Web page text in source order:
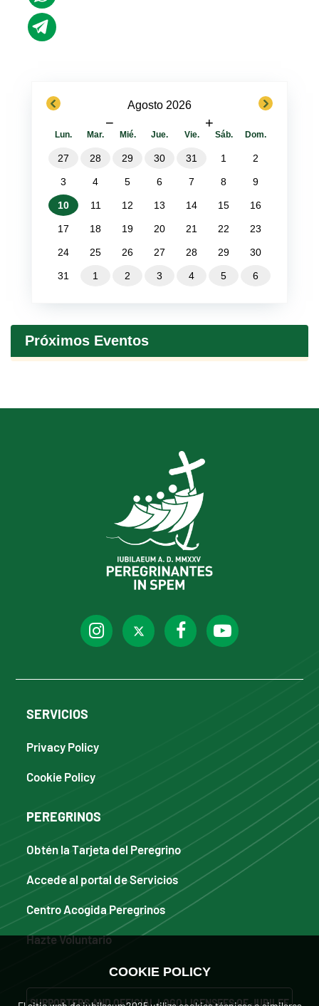
previous Agosto 2026
− +
next
Lun. Mar. Mié. Jue. Vie. Sáb. Dom.
27 28 29 30 31 1 2
3 4 5 6 7 8 9
10 11 12 13 14 15 16
17 18 19 20 21 22 23
24 25 26 27 28 29 30
31 1 2 3 4 5 6
Próximos Eventos
SERVICIOS
Privacy Policy
Cookie Policy
PEREGRINOS
Obtén la Tarjeta del Peregrino
Accede al portal de Servicios
Centro Acogida Peregrinos
Hazte Voluntario
SUPPORTERS AND OFFICIAL LOGO LICENSEES OF JUBILEE
COOKIE POLICY